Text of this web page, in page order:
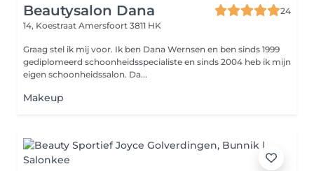
Beautysalon Dana
24
14, Koestraat Amersfoort 3811 HK
Graag stel ik mij voor. Ik ben Dana Wernsen en ben sinds 1999
gediplomeerd schoonheidsspecialiste en sinds 2004 heb ik mijn
eigen schoonheidssalon. Da...
Makeup